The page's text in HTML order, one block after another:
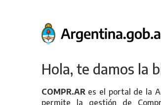
Hola, te damos la
COMPR.AR es el portal de la
permite la gestión de